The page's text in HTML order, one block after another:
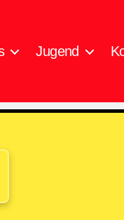
Jugend